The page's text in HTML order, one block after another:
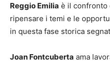
Reggio Emilia è il confronto
ripensare i temi e le
in questa fase storica
Joan Fontcuberta ama